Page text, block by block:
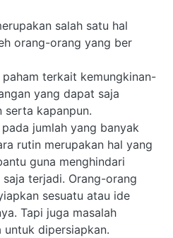
salah satu hal
orang-orang yang ber
terkait kemungkinan-
yang dapat saja
serta kapanpun.
jumlah yang banyak
rutin merupakan hal yang
guna menghindari
terjadi. Orang-orang
sesuatu atau ide
Tapi juga masalah
untuk dipersiapkan.